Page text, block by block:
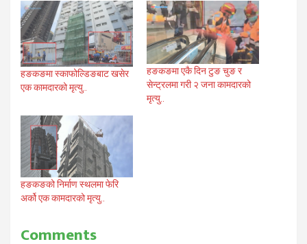
हङकङमा स्काफोल्डिङबाट खसेर
एक कामदारको मृत्यु..
हङकङमा एकै दिन टुङ चुङ र
सेन्ट्रलमा गरी २ जना कामदारको
मृत्यु..
हङकङको निर्माण स्थलमा फेरि
अर्को एक कामदारको मृत्यु..
Comments